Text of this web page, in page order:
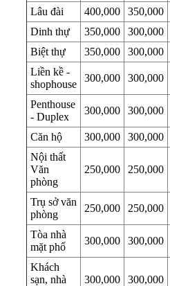
Lâu đài 400,000 350,000
Dinh thự
350,000 300,000
Biệt thự
350,000 300,000
Liền kề -
shophouse
300,000 300,000
Penthouse
- Duplex
300,000 300,000
Căn hộ 300,000 300,000
Nội thất
Văn
phòng
250,000 250,000
Trụ sở văn
phòng
250,000 250,000
Tòa nhà
mặt phố
300,000 300,000
Khách
sạn, nhà
300,000 300,000